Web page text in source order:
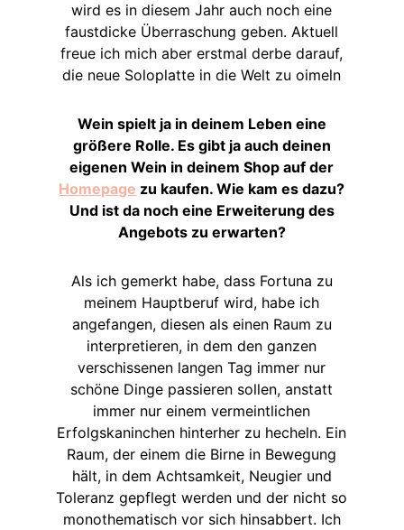
wird es in diesem Jahr auch noch eine
faustdicke Überraschung geben. Aktuell
freue ich mich aber erstmal derbe darauf,
die neue Soloplatte in die Welt zu oimeln
Wein spielt ja in deinem Leben eine
größere Rolle. Es gibt ja auch deinen
eigenen Wein in deinem Shop auf der
Homepage zu kaufen. Wie kam es dazu?
Und ist da noch eine Erweiterung des
Angebots zu erwarten?
Als ich gemerkt habe, dass Fortuna zu
meinem Hauptberuf wird, habe ich
angefangen, diesen als einen Raum zu
interpretieren, in dem den ganzen
verschissenen langen Tag immer nur
schöne Dinge passieren sollen, anstatt
immer nur einem vermeintlichen
Erfolgskaninchen hinterher zu hecheln. Ein
Raum, der einem die Birne in Bewegung
hält, in dem Achtsamkeit, Neugier und
Toleranz gepflegt werden und der nicht so
monothematisch vor sich hinsabbert. Ich